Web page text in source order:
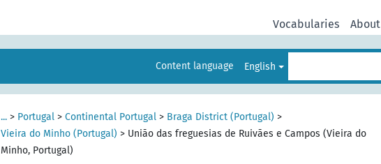
Vocabularies About
Content language English
... > Portugal > Continental Portugal > Braga District (Portugal) >
Vieira do Minho (Portugal) > União das freguesias de Ruivães e Campos (Vieira do
Minho, Portugal)